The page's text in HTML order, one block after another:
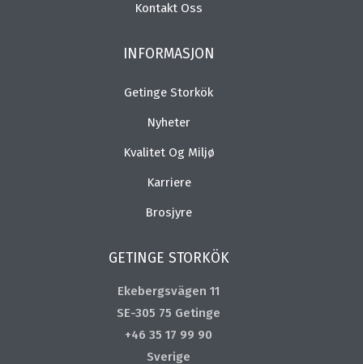
Kontakt Oss
INFORMASJON
Getinge Storkök
Nyheter
Kvalitet Og Miljø
Karriere
Brosjyre
GETINGE STORKÖK
Ekebergsvägen 11
SE-305 75 Getinge
+46 35 17 99 90
Sverige